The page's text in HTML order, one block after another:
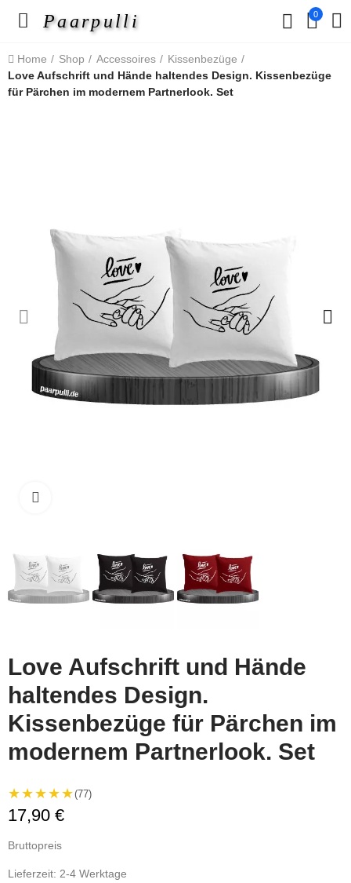
Paarpulli 0
Home Shop Accessoires
Kissenbezüge
Love Aufschrift und Hände haltendes Design. Kissenbezüge
für Pärchen im modernem Partnerlook. Set
Love Aufschrift und Hände
haltendes Design.
Kissenbezüge für Pärchen im
modernem Partnerlook. Set
★★★★★(77)
17,90 €
Bruttopreis
Lieferzeit: 2-4 Werktage